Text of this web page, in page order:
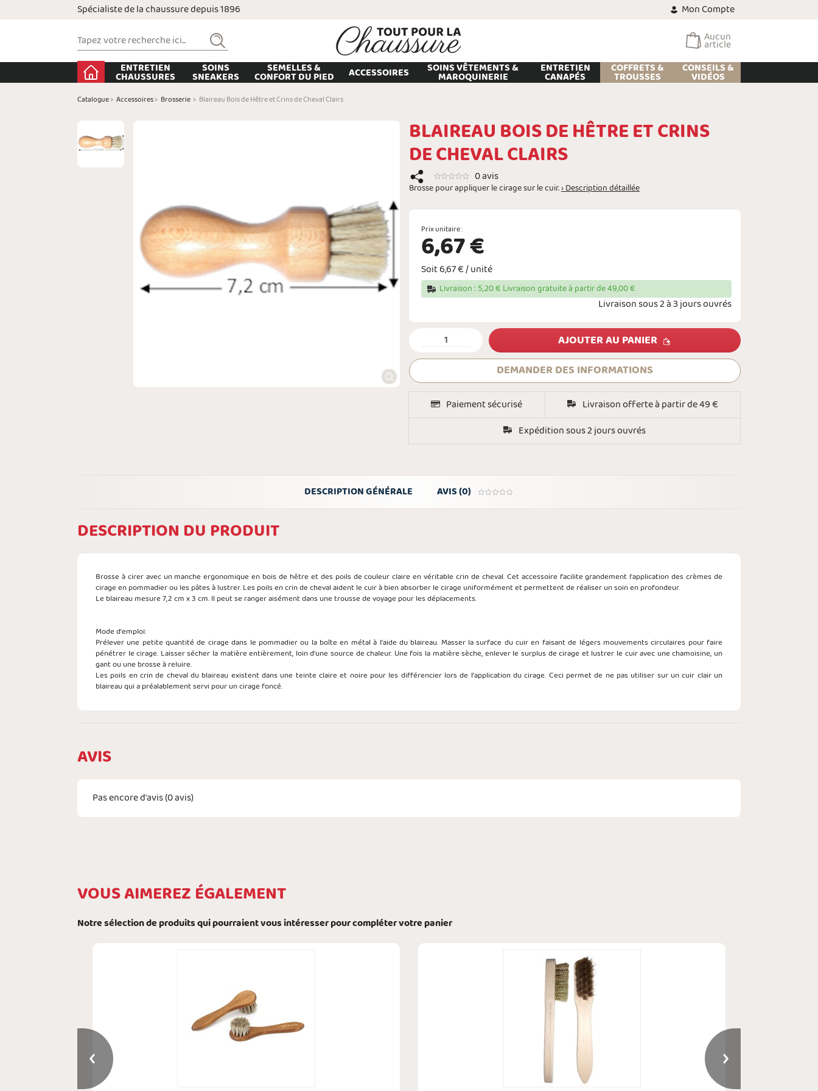
Spécialiste de la chaussure depuis 1896
Mon Compte
Aucun
article
ENTRETIEN
CHAUSSURES
SOINS
SNEAKERS
SEMELLES &
CONFORT DU PIED ACCESSOIRES SOINS VÊTEMENTS &
MAROQUINERIE
ENTRETIEN
CANAPÉS
COFFRETS &
TROUSSES
CONSEILS &
VIDÉOS
Catalogue> Accessoires> Brosserie > Blaireau Bois de Hêtre et Crins de Cheval Clairs
BLAIREAU BOIS DE HÊTRE ET CRINS
DE CHEVAL CLAIRS
0 avis
Brosse pour appliquer le cirage sur le cuir.› Description détaillée
Prix unitaire :
6,67 €
Soit 6,67 € / unité
Livraison : 5,20 € Livraison gratuite à partir de 49,00 €
Livraison sous 2 à 3 jours ouvrés
AJOUTER AU PANIER
DEMANDER DES INFORMATIONS
Paiement sécurisé
Livraison offerte à partir de 49 €
Expédition sous 2 jours ouvrés
DESCRIPTION GÉNÉRALE AVIS (0)
DESCRIPTION DU PRODUIT
Brosse à cirer avec un manche ergonomique en bois de hêtre et des poils de couleur claire en véritable crin de cheval. Cet accessoire facilite grandement l'application des crèmes de
cirage en pommadier ou les pâtes à lustrer. Les poils en crin de cheval aident le cuir à bien absorber le cirage uniformément et permettent de réaliser un soin en profondeur.
Le blaireau mesure 7,2 cm x 3 cm. Il peut se ranger aisément dans une trousse de voyage pour les déplacements.
Mode d'emploi:
Prélever une petite quantité de cirage dans le pommadier ou la boîte en métal à l'aide du blaireau. Masser la surface du cuir en faisant de légers mouvements circulaires pour faire
pénétrer le cirage. Laisser sécher la matière entièrement, loin d'une source de chaleur. Une fois la matière sèche, enlever le surplus de cirage et lustrer le cuir avec une chamoisine, un
gant ou une brosse à reluire.
Les poils en crin de cheval du blaireau existent dans une teinte claire et noire pour les différencier lors de l'application du cirage. Ceci permet de ne pas utiliser sur un cuir clair un
blaireau qui a préalablement servi pour un cirage foncé.
AVIS
Pas encore d'avis (0avis)
VOUS AIMEREZ ÉGALEMENT
Notre sélection de produits qui pourraient vous intéresser pour compléter votre panier